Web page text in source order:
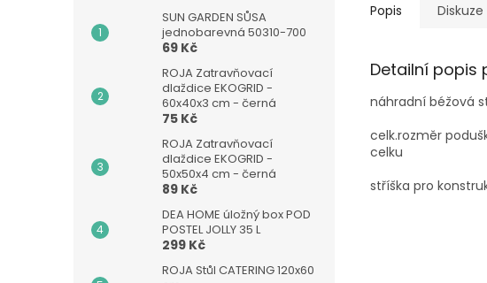
SUN GARDEN SŮSA
jednobarevná 50310-700
69 Kč
ROJA Zatravňovací
dlaždice EKOGRID -
60x40x3 cm - černá
75 Kč
ROJA Zatravňovací
dlaždice EKOGRID -
50x50x4 cm - černá
89 Kč
DEA HOME úložný box POD
POSTEL JOLLY 35 L
299 Kč
ROJA Stůl CATERING 120x60
Popis Diskuze
Detailní popis
náhradní béžová
celk.rozměr
celku
stříška pro